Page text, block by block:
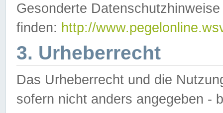
Gesonderte
finden: http://
3. Urheberrecht
Das Urheberrecht und die
sofern nicht anders angegeben -